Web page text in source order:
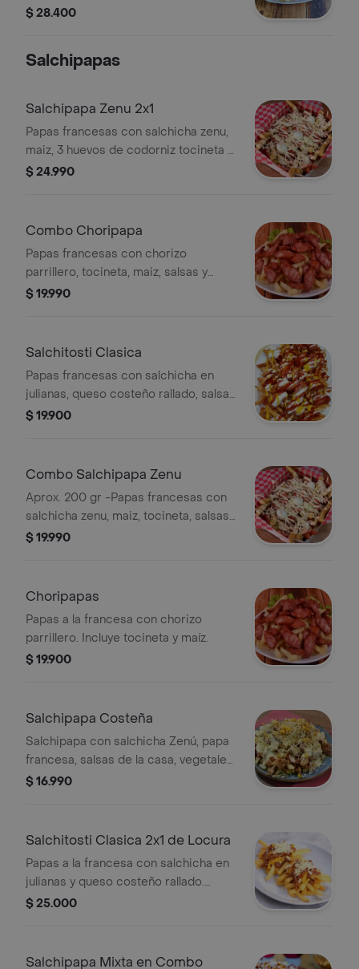
$ 28.400
Salchipapas
Salchipapa Zenu 2x1
Papas francesas con salchicha zenu,
maiz, 3 huevos de codorniz tocineta y
salsas. 2 pz.
$ 24.990
Combo Choripapa
Papas francesas con chorizo
parrillero, tocineta, maiz, salsas y
bebida de 400 ml a eleccion.
$ 19.990
Salchitosti Clasica
Papas francesas con salchicha en
julianas, queso costeño rallado, salsa
de tomate, mostaza y mayonesa.
$ 19.900
Combo Salchipapa Zenu
Aprox. 200 gr -Papas francesas con
salchicha zenu, maiz, tocineta, salsas
y bebida de 400 ml a elegir
$ 19.990
Choripapas
Papas a la francesa con chorizo
parrillero. Incluye tocineta y maíz.
$ 19.900
Salchipapa Costeña
Salchipapa con salchicha Zenú, papa
francesa, salsas de la casa, vegetales,
queso rallado y maíz.
$ 16.990
Salchitosti Clasica 2x1 de Locura
Papas a la francesa con salchicha en
julianas y queso costeño rallado.
Incluye 2 porciones.
$ 25.000
Salchipapa Mixta en Combo